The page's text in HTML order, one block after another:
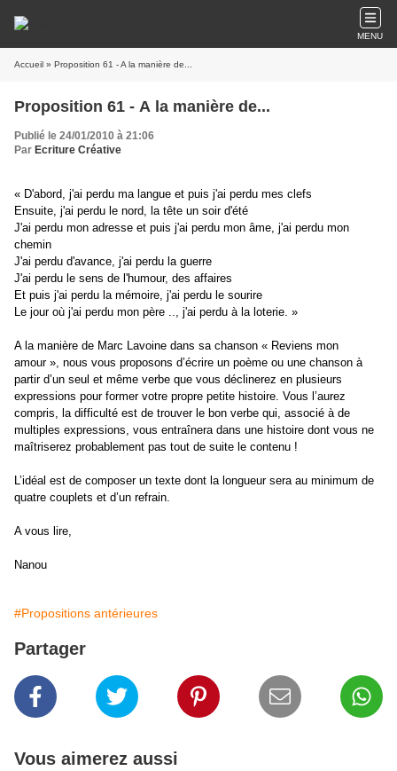
MENU
Accueil » Proposition 61 - A la manière de...
Proposition 61 - A la manière de...
Publié le 24/01/2010 à 21:06
Par Ecriture Créative
« D'abord, j'ai perdu ma langue et puis j'ai perdu mes clefs
Ensuite, j'ai perdu le nord, la tête un soir d'été
J'ai perdu mon adresse et puis j'ai perdu mon âme, j'ai perdu mon
chemin
J'ai perdu d'avance, j'ai perdu la guerre
J'ai perdu le sens de l'humour, des affaires
Et puis j'ai perdu la mémoire, j'ai perdu le sourire
Le jour où j'ai perdu mon père .., j'ai perdu à la loterie. »
A la manière de Marc Lavoine dans sa chanson « Reviens mon
amour », nous vous proposons d’écrire un poème ou une chanson à
partir d’un seul et même verbe que vous déclinerez en plusieurs
expressions pour former votre propre petite histoire. Vous l’aurez
compris, la difficulté est de trouver le bon verbe qui, associé à de
multiples expressions, vous entraînera dans une histoire dont vous ne
maîtriserez probablement pas tout de suite le contenu !
L’idéal est de composer un texte dont la longueur sera au minimum de
quatre couplets et d’un refrain.
A vous lire,
Nanou
#Propositions antérieures
Partager
Vous aimerez aussi